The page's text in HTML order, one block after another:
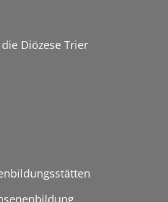
Diözese Trier